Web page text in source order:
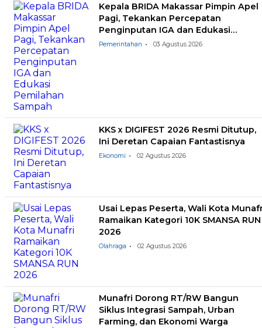
Kepala BRIDA Makassar Pimpin Apel
Pagi, Tekankan Percepatan
Penginputan IGA dan Edukasi
Pemilahan Sampah
Pemerintahan 03 Agustus 2026
KKS x DIGIFEST 2026 Resmi Ditutup,
Ini Deretan Capaian Fantastisnya
Ekonomi 02 Agustus 2026
Usai Lepas Peserta, Wali Kota
Ramaikan Kategori 10K SMANSA RUN
2026
Olahraga 02 Agustus 2026
Munafri Dorong RT/RW Bangun
Siklus Integrasi Sampah, Urban
Farming, dan Ekonomi Warga